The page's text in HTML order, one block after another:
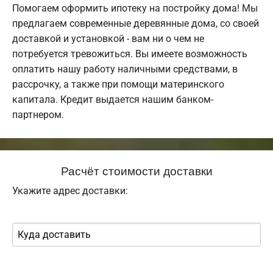
Помогаем оформить ипотеку на постройку дома! Мы
предлагаем современные деревянные дома, со своей
доставкой и установкой - вам ни о чем не
потребуется тревожиться. Вы имеете возможность
оплатить нашу работу наличными средствами, в
рассрочку, а также при помощи материнского
капитала. Кредит выдается нашим банком-
партнером.
Расчёт стоимости доставки
Укажите адрес доставки: